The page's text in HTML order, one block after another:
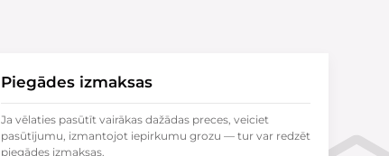
Piegādes izmaksas
Ja vēlaties pasūtīt vairākas dažādas preces, veiciet
pasūtījumu, izmantojot iepirkumu grozu — tur var redzēt
piegādes izmaksas.